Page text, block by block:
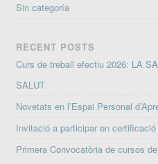
Sin categoría
RECENT POSTS
Curs de treball efectiu 2026: LA
SALUT
Novetats en l’Espai Personal
Invitació a participar en
Primera Convocatòria de cursos